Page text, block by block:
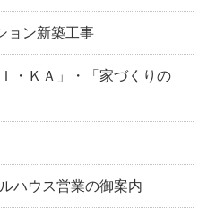
ョン新築工事
・ＫＡ」・「家づくりの
ハウス営業の御案内